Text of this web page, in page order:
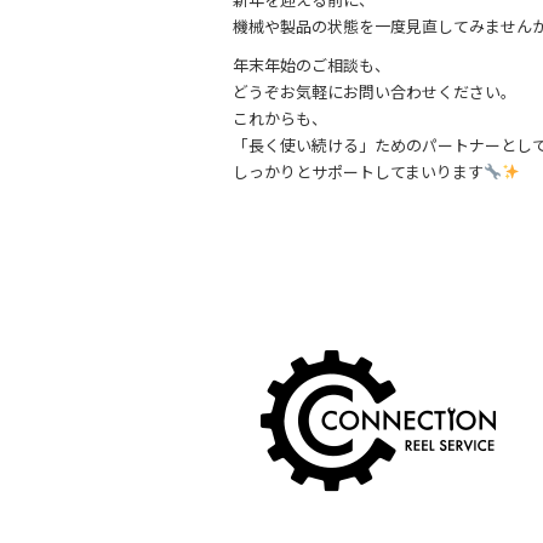
機械や製品の状態を一度見直してみません
年末年始のご相談も、
どうぞお気軽にお問い合わせください。
これからも、
「長く使い続ける」ためのパートナーとし
しっかりとサポートしてまいります